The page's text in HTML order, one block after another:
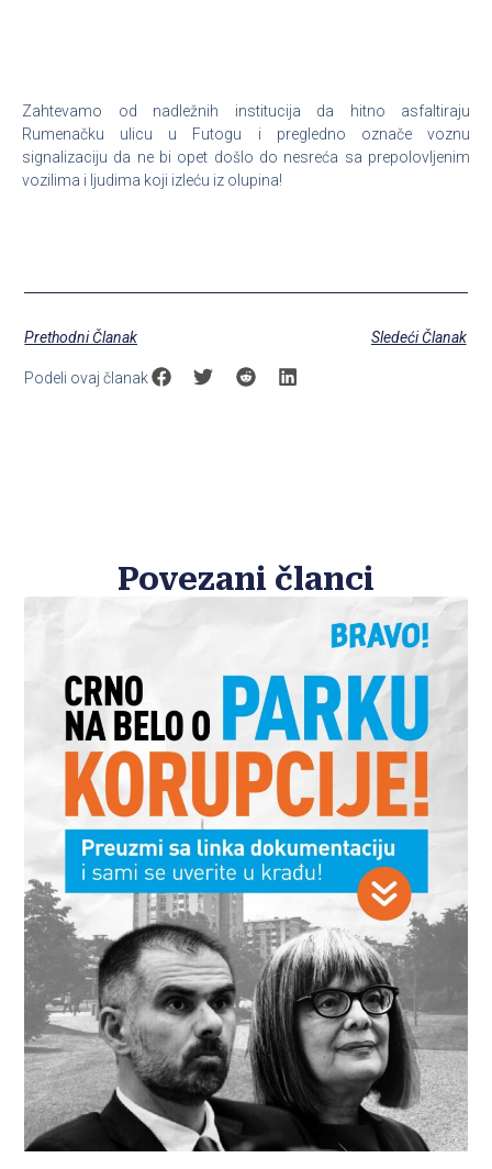
Zahtevamo od nadležnih institucija da hitno asfaltiraju
Rumenačku ulicu u Futogu i pregledno označe voznu
signalizaciju da ne bi opet došlo do nesreća sa prepolovljenim
vozilima i ljudima koji izleću iz olupina!
Prethodni Članak Sledeći Članak
Podeli ovaj članak
Povezani članci